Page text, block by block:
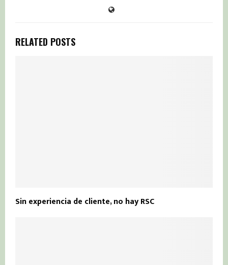
RELATED POSTS
Sin experiencia de cliente, no hay RSC